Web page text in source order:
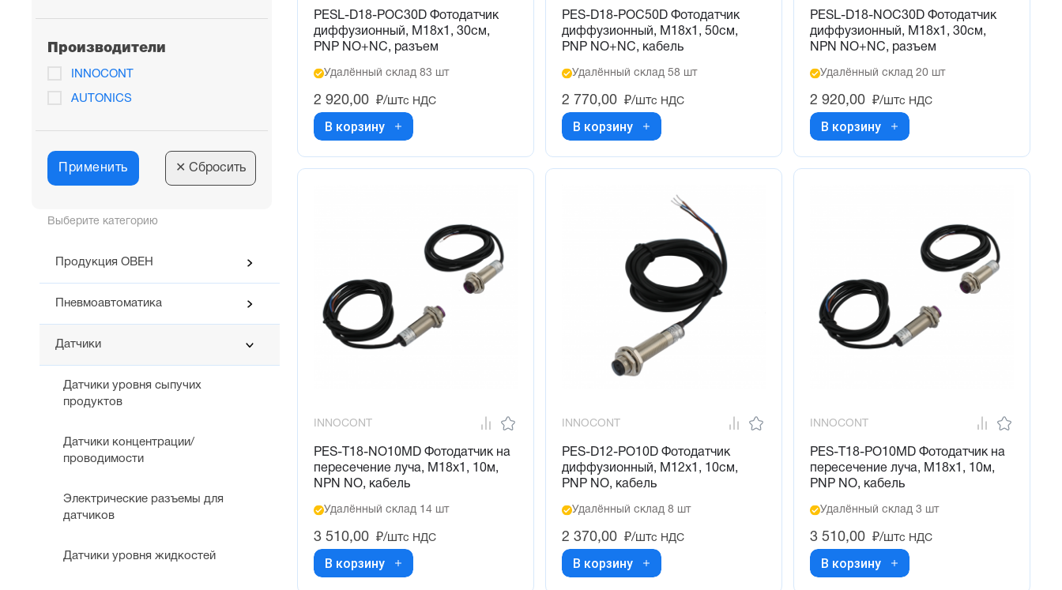
Выберите категорию
Продукция ОВЕН
Пневмоавтоматика
Датчики
Датчики уровня сыпучих
продуктов
Датчики концентрации/
проводимости
Электрические разъемы для
датчиков
Датчики уровня жидкостей
Производители
INNOCONT
AUTONICS
Применить ✕ Сбросить
PESL-D18-POC30D Фотодатчик
диффузионный, М18х1, 30см,
PNP NO+NC, разъем
Удалённый склад 83 шт
2 920,00 ₽/штс НДС
В корзину
PES-D18-POC50D Фотодатчик
диффузионный, М18х1, 50см,
PNP NO+NC, кабель
Удалённый склад 58 шт
2 770,00 ₽/штс НДС
В корзину
PESL-D18-NOC30D Фотодатчик
диффузионный, М18х1, 30см,
NPN NO+NC, разъем
Удалённый склад 20 шт
2 920,00 ₽/штс НДС
В корзину
INNOCONT
PES-T18-NO10MD Фотодатчик на
пересечение луча, М18х1, 10м,
NPN NO, кабель
Удалённый склад 14 шт
3 510,00 ₽/штс НДС
В корзину
INNOCONT
PES-D12-PO10D Фотодатчик
диффузионный, М12х1, 10см,
PNP NO, кабель
Удалённый склад 8 шт
2 370,00 ₽/штс НДС
В корзину
INNOCONT
PES-T18-PO10MD Фотодатчик на
пересечение луча, М18х1, 10м,
PNP NO, кабель
Удалённый склад 3 шт
3 510,00 ₽/штс НДС
В корзину